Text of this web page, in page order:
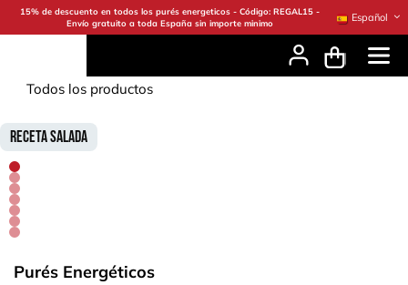
Ir al contenido
15% de descuento en todos los purés energeticos - Código: REGAL15 -
Envío gratuito a toda España sin importe minimo
Español
Todos los productos
Receta Salada
Purés Energéticos